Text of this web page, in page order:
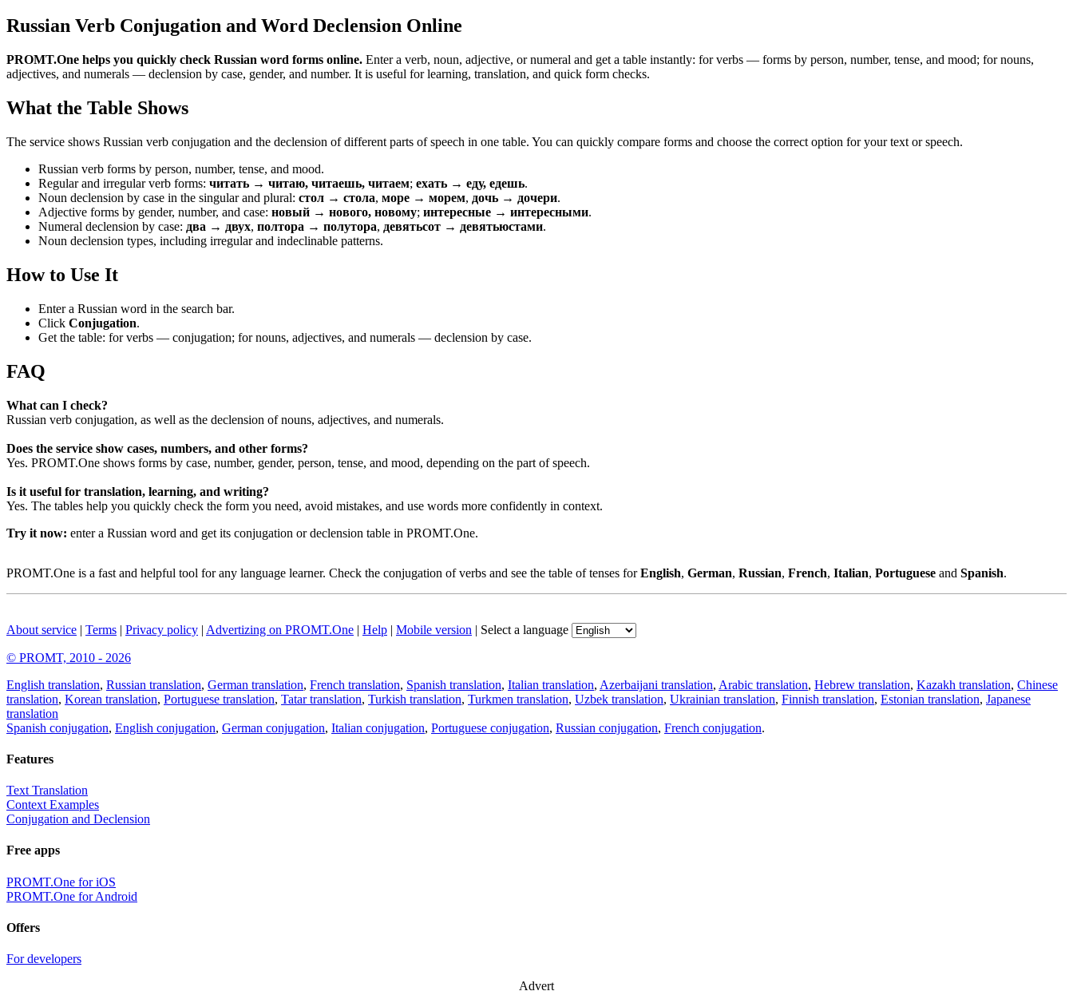
Russian Verb Conjugation and Word Declension Online
PROMT.One helps you quickly check Russian word forms online. Enter a verb, noun, adjective, or numeral and get a table instantly: for verbs — forms by person, number, tense, and mood; for nouns,
adjectives, and numerals — declension by case, gender, and number. It is useful for learning, translation, and quick form checks.
What the Table Shows
The service shows Russian verb conjugation and the declension of different parts of speech in one table. You can quickly compare forms and choose the correct option for your text or speech.
Russian verb forms by person, number, tense, and mood.
Regular and irregular verb forms: читать → читаю, читаешь, читаем; ехать → еду, едешь.
Noun declension by case in the singular and plural: стол → стола, море → морем, дочь → дочери.
Adjective forms by gender, number, and case: новый → нового, новому; интересные → интересными.
Numeral declension by case: два → двух, полтора → полутора, девятьсот → девятьюстами.
Noun declension types, including irregular and indeclinable patterns.
How to Use It
Enter a Russian word in the search bar.
Click Conjugation.
Get the table: for verbs — conjugation; for nouns, adjectives, and numerals — declension by case.
FAQ
What can I check?
Russian verb conjugation, as well as the declension of nouns, adjectives, and numerals.
Does the service show cases, numbers, and other forms?
Yes. PROMT.One shows forms by case, number, gender, person, tense, and mood, depending on the part of speech.
Is it useful for translation, learning, and writing?
Yes. The tables help you quickly check the form you need, avoid mistakes, and use words more confidently in context.
Try it now: enter a Russian word and get its conjugation or declension table in PROMT.One.
PROMT.One is a fast and helpful tool for any language learner. Check the conjugation of verbs and see the table of tenses forEnglish, German, Russian, French, Italian, Portuguese and Spanish.
About service | Terms | Privacy policy | Advertizing on PROMT.One | Help | Mobile version | Select a language
© PROMT, 2010 - 2026
English translation, Russian translation, German translation, French translation, Spanish translation, Italian translation, Azerbaijani translation, Arabic translation, Hebrew translation, Kazakh translation, Chinese
translation, Korean translation, Portuguese translation, Tatar translation, Turkish translation, Turkmen translation, Uzbek translation, Ukrainian translation, Finnish translation, Estonian translation, Japanese
translation
Spanish conjugation, English conjugation, German conjugation, Italian conjugation, Portuguese conjugation, Russian conjugation, French conjugation.
Features
Text Translation
Context Examples
Conjugation and Declension
Free apps
PROMT.One for iOS
PROMT.One for Android
Offers
For developers
Advert